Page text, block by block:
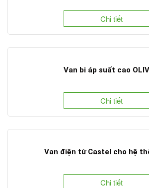
Chi tiết
Van bi áp suất cao
Chi tiết
Van điện từ Castel cho hệ
Chi tiết